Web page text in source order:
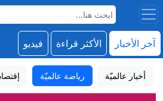
آخر الأخبار الأكثر قراءة فيديو
أخبار عالميّة رياضة عالميّة
إيران.. غارات